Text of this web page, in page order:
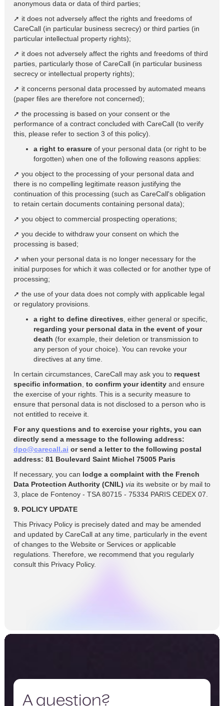
anonymous data or data of third parties;
➚ it does not adversely affect the rights and freedoms of
CareCall (in particular business secrecy) or third parties (in
particular intellectual property rights);
➚ it does not adversely affect the rights and freedoms of third
parties, particularly those of CareCall (in particular business
secrecy or intellectual property rights);
➚ it concerns personal data processed by automated means
(paper files are therefore not concerned);
➚ the processing is based on your consent or the
performance of a contract concluded with CareCall (to verify
this, please refer to section 3 of this policy).
a right to erasureof your personal data (or right to be
forgotten) when one of the following reasons applies:
➚ you object to the processing of your personal data and
there is no compelling legitimate reason justifying the
continuation of this processing (such as CareCall's obligation
to retain certain documents containing personal data);
➚ you object to commercial prospecting operations;
➚ you decide to withdraw your consent on which the
processing is based;
➚ when your personal data is no longer necessary for the
initial purposes for which it was collected or for another type of
processing;
➚ the use of your data does not comply with applicable legal
or regulatory provisions.
a right to define directives , either general or specific,
regarding your personal data in the event of your
death (for example, their deletion or transmission to
any person of your choice). You can revoke your
directives at any time.
In certain circumstances, CareCall may ask you to request
specific information to confirm your identityand ensure
the exercise of your rights. This is a security measure to
ensure that personal data is not disclosed to a person who is
not entitled to receive it.
For any questions and to exercise your rights, you can
directly send a message to the following address:
dpo@carecall.ai or send a letter to the following postal
address: 81 Boulevard Saint Michel 75005 Paris
If necessary, you can lodge a complaint with the French
Data Protection Authority (CNIL) via its website or by mail to
3, place de Fontenoy - TSA 80715 - 75334 PARIS CEDEX 07.
9. POLICY UPDATE
This Privacy Policy is precisely dated and may be amended
and updated by CareCall at any time, particularly in the event
of changes to the Website or Services or applicable
regulations. Therefore, we recommend that you regularly
consult this Privacy Policy.
A question?